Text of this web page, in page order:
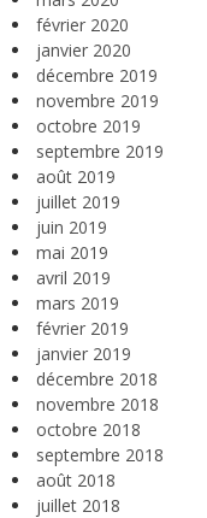
février 2020
janvier 2020
décembre 2019
novembre 2019
octobre 2019
septembre 2019
août 2019
juillet 2019
juin 2019
mai 2019
avril 2019
mars 2019
février 2019
janvier 2019
décembre 2018
novembre 2018
octobre 2018
septembre 2018
août 2018
juillet 2018